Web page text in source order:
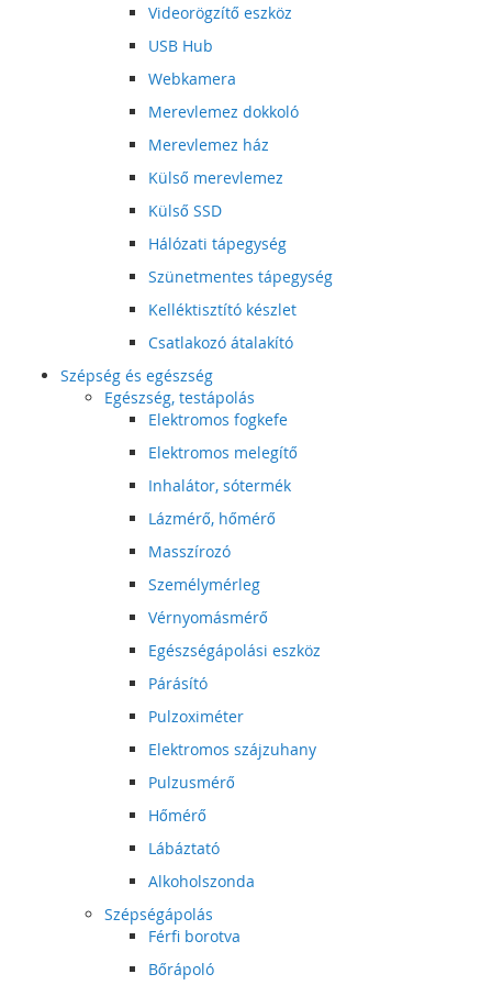
Videorögzítő eszköz
USB Hub
Webkamera
Merevlemez dokkoló
Merevlemez ház
Külső merevlemez
Külső SSD
Hálózati tápegység
Szünetmentes tápegység
Kelléktisztító készlet
Csatlakozó átalakító
Szépség és egészség
Egészség, testápolás
Elektromos fogkefe
Elektromos melegítő
Inhalátor, sótermék
Lázmérő, hőmérő
Masszírozó
Személymérleg
Vérnyomásmérő
Egészségápolási eszköz
Párásító
Pulzoximéter
Elektromos szájzuhany
Pulzusmérő
Hőmérő
Lábáztató
Alkoholszonda
Szépségápolás
Férfi borotva
Bőrápoló